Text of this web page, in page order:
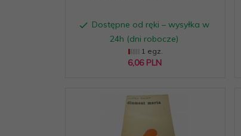
Dostępne od ręki – wysyłka w
24h (dni robocze)
1 egz.
6,06 PLN